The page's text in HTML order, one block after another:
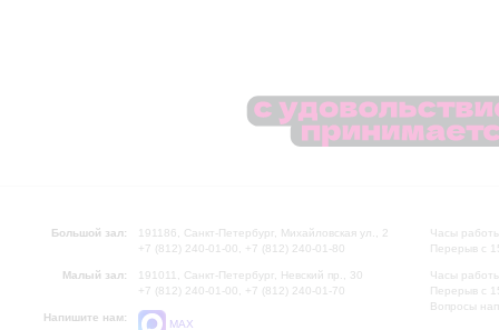
Большой зал:
191186, Санкт-Петербург, Михайловская ул., 2
+7 (812) 240-01-00, +7 (812) 240-01-80
Малый зал:
191011, Санкт-Петербург, Невский пр., 30
+7 (812) 240-01-00, +7 (812) 240-01-70
Напишите нам:
MAX
Часы
Перерыв с
Часы
Перерыв с
Вопросы